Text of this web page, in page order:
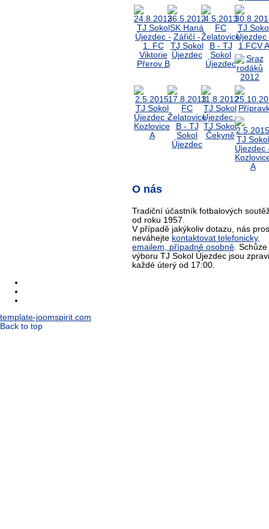
O nás
Tradiční účastník fotbalových
od roku 1957.
V případě jakýkoliv dotazu, nás
neváhejte kontaktovat telefonicky,
emailem, případně osobně. Schůze
výboru TJ Sokol Újezdec jsou
každé úterý od 17:00.
template-joomspirit.com
Back to top